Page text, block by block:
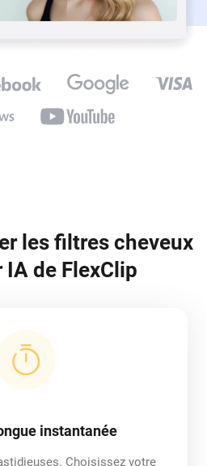
les filtres cheveux
IA de FlexClip
instantanée
Choisissez votre